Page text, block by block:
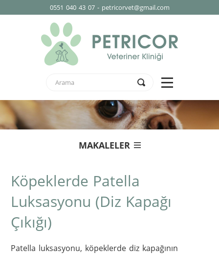
0551 040 43 07 - petricorvet@gmail.com
MAKALELER
Köpeklerde Patella
Luksasyonu (Diz Kapağı
Çıkığı)
Patella luksasyonu, köpeklerde diz kapağının